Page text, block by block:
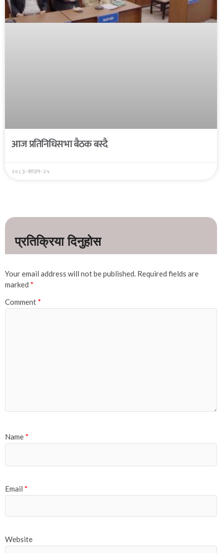
आज प्रतिनिधिसभा बैठक बस्दै
२०८३-साउन-२५
Your email address will not be published. Required fields are
marked *
Comment *
Name *
Email *
Website